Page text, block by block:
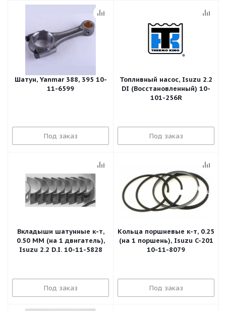
Шатун, Yanmar 388, 395 10-
11-6599
Под заказ
Топливный насос, Isuzu 2.2
DI (Восстановленный) 10-
101-256R
Под заказ
Вкладыши шатунные к-т,
0.50 MM (на 1 двигатель),
Isuzu 2.2 D.I. 10-11-5828
Под заказ
Кольца поршневые к-т, 0.25
(на 1 поршень), Isuzu C-201
10-11-8079
Под заказ